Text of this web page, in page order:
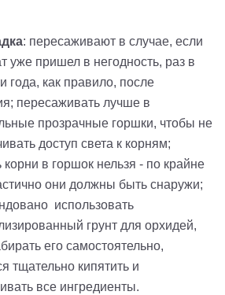
: пересаживают в случае, если
уже пришел в негодность, раз в
года, как правило, после
пересаживать лучше в
прозрачные горшки, чтобы не
доступ света к корням;
корни в горшок нельзя - по крайне
они должны быть снаружи;
использовать
грунт для орхидей,
его самостоятельно,
тщательно кипятить и
все ингредиенты.